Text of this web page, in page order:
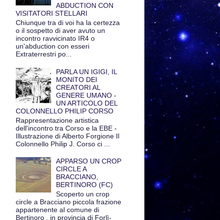
ABDUCTION CON
VISITATORI STELLARI
Chiunque tra di voi ha la certezza
o il sospetto di aver avuto un
incontro ravvicinato IR4 o
un'abduction con esseri
Extraterrestri po...
PARLA UN IGIGI, IL
MONITO DEI
CREATORI AL
GENERE UMANO -
UN ARTICOLO DEL
COLONNELLO PHILIP CORSO
Rappresentazione artistica
dell'incontro tra Corso e la EBE -
Illustrazione di Alberto Forgione Il
Colonnello Philip J. Corso ci ...
APPARSO UN CROP
CIRCLE A
BRACCIANO,
BERTINORO (FC)
Scoperto un crop
circle a Bracciano piccola frazione
appartenente al comune di
Bertinoro , in provincia di Forlì-